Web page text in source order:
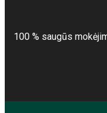
100 % saugūs